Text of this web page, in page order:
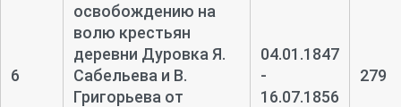
6
освобождению на
волю крестьян
деревни Дуровка Я.
Сабельева и В.
Григорьева от
04.01.1847
-
16.07.1856
279